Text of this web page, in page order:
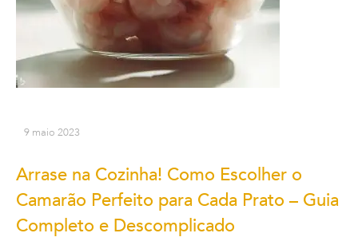
9 maio 2023
Arrase na Cozinha! Como Escolher o
Camarão Perfeito para Cada Prato – Guia
Completo e Descomplicado